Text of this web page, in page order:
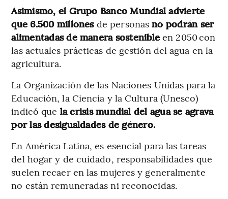
Asimismo, el Grupo Banco Mundial advierte
que 6.500 millones de personasno podrán ser
alimentadas de manera sostenible en 2050 con
las actuales prácticas de gestión del agua en la
agricultura.
La Organización de las Naciones Unidas para la
Educación, la Ciencia y la Cultura (Unesco)
indicó que la crisis mundial del agua se agrava
por las desigualdades de género.
En América Latina, es esencial para las tareas
del hogar y de cui­dado, responsabi­lidades que
suelen recaer en las mujeres y generalmente
no están remuneradas ni reconocidas.